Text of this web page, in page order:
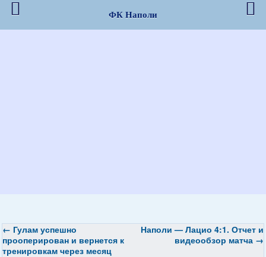
← Гулам успешно
прооперирован и вернется к
тренировкам через месяц
Наполи — Лацио 4:1. Отчет и
видеообзор матча →
ФК Наполи